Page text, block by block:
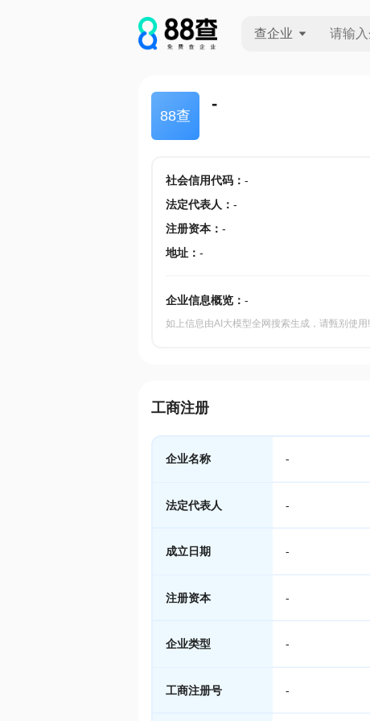
查企业
88查
-
社会信用代码： -
法定代表人 ： -
注册资本： -
地址： -
企业信息概览： -
如上信息由AI大模型全网搜索生成，请甄别使用!
工商注册
企业名称 -
法定代表人 -
成立日期 -
注册资本 -
企业类型 -
工商注册号 -